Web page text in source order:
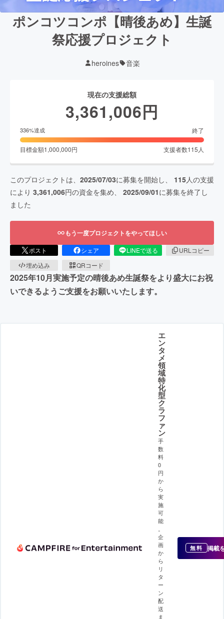
ポンコツコンポ【晴後あめ】生誕
祭応援プロジェクト
heroines 音楽
現在の支援総額
3,361,006円
336%達成 終了
目標金額1,000,000円 支援者数115 人
このプロジェクトは、 2025/07/03に募集を開始し、 115人の支援
により 3,361,006円の資金を集め、 2025/09/01に募集を終了し
ました
もう一度プロジェクトをやってほしい
ポスト シェア LINEで送る
URLコピー
埋め込み
QRコード
2025年10月実施予定の晴後あめ生誕祭をより盛大にお祝
いできるようご支援をお願いいたします。
エ
ン
タ
メ
領
域
特
化
型
ク
ラ
フ
ァ
ン
手
数
料
0
円
か
ら
実
施
可
能
企
画
か
ら
リ
タ
ー
ン
配
送
ま
無料 掲載